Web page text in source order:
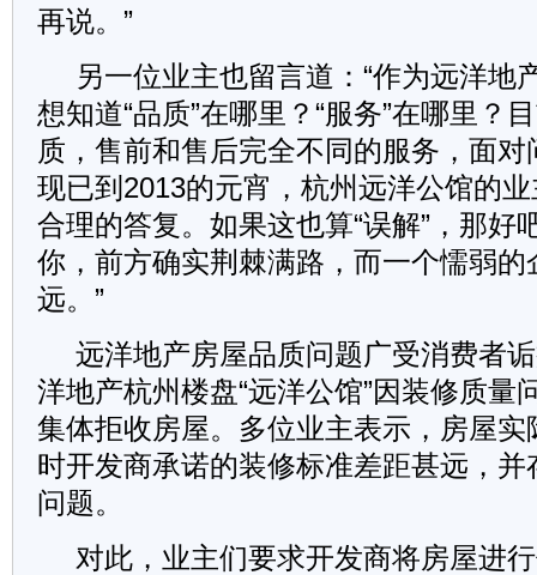
再说。”
另一位业主也留言道：“作为远洋地
想知道“品质”在哪里？“服务”在哪里？
质，售前和售后完全不同的服务，面
现已到2013的元宵，杭州远洋公馆的
合理的答复。如果这也算“误解”，那好
你，前方确实荆棘满路，而一个懦弱的
远。”
远洋地产房屋品质问题广受消费者
洋地产杭州楼盘“远洋公馆”因装修质量
集体拒收房屋。多位业主表示，房屋
时开发商承诺的装修标准差距甚远，
问题。
对此，业主们要求开发商将房屋进